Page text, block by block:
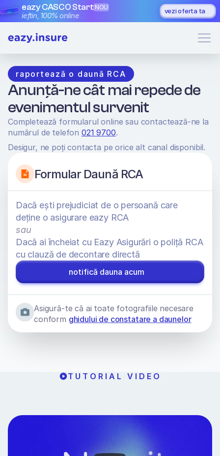
raportează o daună RCA
Anunță-ne cât mai repede de
evenimentul survenit
Completează formularul online sau contactează-ne la
numărul de telefon 021 9700.
Desigur, ne poți contacta pe orice alt canal disponibil.
Formular Daună RCA
Dacă ești prejudiciat de o persoană care
deține o asigurare eazy RCA
sau
Dacă ai încheiat cu Eazy Asigurări o poliță RCA
cu clauză de decontare directă
notifică dauna acum
Asigură-te că ai toate fotografiile necesare
conform ghidului de constatare a daunelor
TUTORIAL VIDEO
o daună auto RCA
eazy CASCO Start NOU
ieftin, 100% online vezi oferta ta